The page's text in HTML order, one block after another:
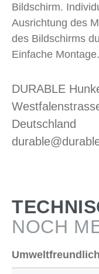
Bildschirm.
Ausrichtung des
des Bildschirms
Einfache Montage.
DURABLE
Deutschland
NOCH
Umweltfreundlich